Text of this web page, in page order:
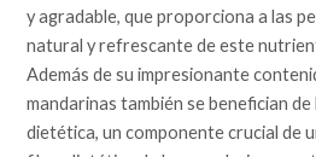
y agradable, que proporciona a las
natural y refrescante de este
Además de su impresionante
mandarinas también se benefician
dietética, un componente crucial de